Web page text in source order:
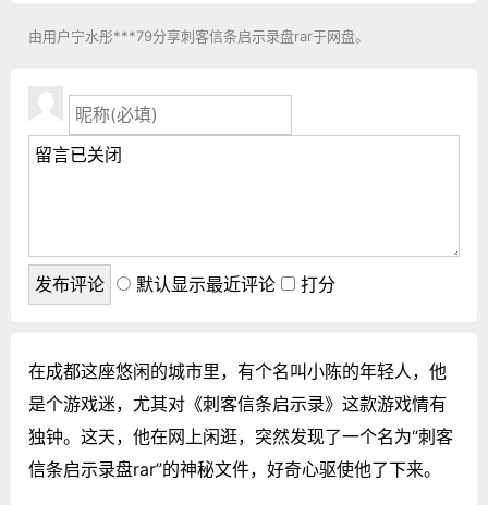
由用户宁水彤***79分享刺客信条启示录盘rar于网盘。
默认显示最近评论 打分
在成都这座悠闲的城市里，有个名叫小陈的年轻人，他
是个游戏迷，尤其对《刺客信条启示录》这款游戏情有
独钟。这天，他在网上闲逛，突然发现了一个名为“刺客
信条启示录盘rar”的神秘文件，好奇心驱使他了下来。